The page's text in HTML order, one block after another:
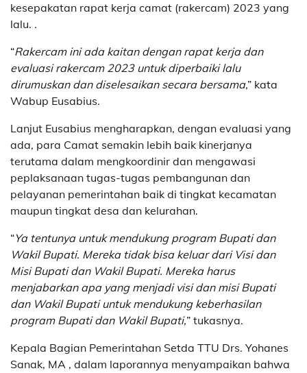
kesepakatan rapat kerja camat (rakercam) 2023 yang
lalu. .
“Rakercam ini ada kaitan dengan rapat kerja dan
evaluasi rakercam 2023 untuk diperbaiki lalu
dirumuskan dan diselesaikan secara bersama,” kata
Wabup Eusabius.
Lanjut Eusabius mengharapkan, dengan evaluasi yang
ada, para Camat semakin lebih baik kinerjanya
terutama dalam mengkoordinir dan mengawasi
peplaksanaan tugas-tugas pembangunan dan
pelayanan pemerintahan baik di tingkat kecamatan
maupun tingkat desa dan kelurahan.
“Ya tentunya untuk mendukung program Bupati dan
Wakil Bupati. Mereka tidak bisa keluar dari Visi dan
Misi Bupati dan Wakil Bupati. Mereka harus
menjabarkan apa yang menjadi visi dan misi Bupati
dan Wakil Bupati untuk mendukung keberhasilan
program Bupati dan Wakil Bupati,” tukasnya.
Kepala Bagian Pemerintahan Setda TTU Drs. Yohanes
Sanak, MA , dalam laporannya menyampaikan bahwa